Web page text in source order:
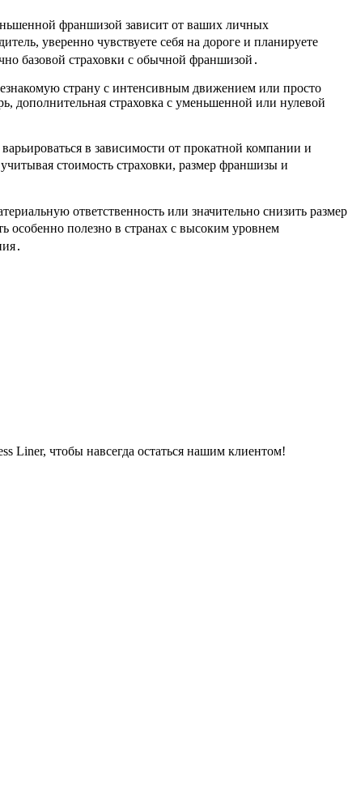
франшизой зависит от ваших личных
уверенно чувствуете себя на дороге и планируете
базовой страховки с обычной франшизой․
страну с интенсивным движением или просто
дополнительная страховка с уменьшенной или нулевой
в зависимости от прокатной компании и
стоимость страховки, размер франшизы и
ответственность или значительно снизить размер
полезно в странах с высоким уровнем
Liner, чтобы навсегда остаться нашим клиентом!